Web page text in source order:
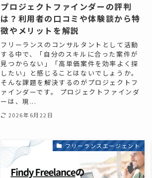
プロジェクトファインダーの評判
は？利用者の口コミや体験談から特
徴やメリットを解説
フリーランスのコンサルタントとして活動
する中で、「自分のスキルに合った案件が
見つからない」「高単価案件を効率よく探
したい」と感じることはないでしょうか。
そんな課題を解決するのがプロジェクトフ
ァインダーです。 プロジェクトファインダ
ーは、現...
2026年6月22日
フリーランスエージェント